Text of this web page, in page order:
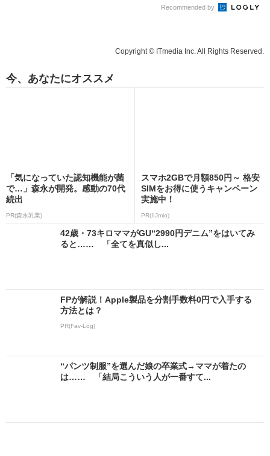
Recommended by
Copyright © ITmedia Inc. All Rights Reserved.
今、あなたにオススメ
「気になっていた認知機能が菌
で…」森永が開発。感動の70代
続出
PR(森永乳業)
スマホ2GBで月額850円～ 格安
SIMをお得に使うキャンペーン
実施中！
PR(IIJmio)
42歳・73キロママがGU“2990円デニム”をはいてみ
ると…… 「全てを真似し...
FPが解説！Apple製品を分割手数料0円で入手する
方法とは？
PR(Fav-Log)
“パンツ制服”を選んだ娘の卒業式→ママが着たの
は…… 「結局こういう人が一番すて...